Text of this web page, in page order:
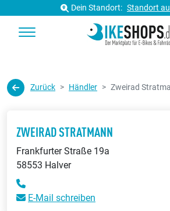
Dein Standort: Standort
Zurück Händler Zweirad
ZWEIRAD STRATMANN
Frankfurter Straße 19a
58553 Halver
E-Mail schreiben